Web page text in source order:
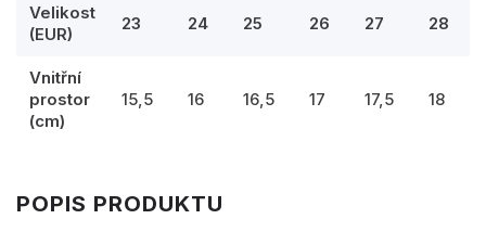
Velikost
(EUR)
23 24 25 26 27 28
Vnitřní
prostor
(cm)
15,5 16 16,5 17 17,5 18
POPIS PRODUKTU